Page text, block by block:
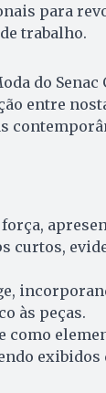
para
trabalho.
do Senac
entre
curtos,
às peças.
como
exibidos